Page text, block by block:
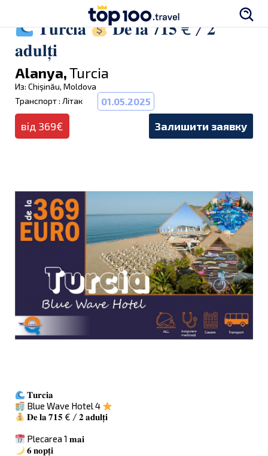
𝐓𝐮𝐫𝐜𝐢𝐚
𝐃𝐞 𝐥𝐚 𝟕𝟏𝟓 € / 𝟐
𝐚𝐝𝐮𝐥𝐭̦𝐢
Alanya,Turcia
Из: Chișinău, Moldova
Транспорт : Літак
01.05.2025
від 369€ Залишити заявку
𝐓𝐮𝐫𝐜𝐢𝐚
Blue Wave Hotel 4
𝐃𝐞 𝐥𝐚 𝟕𝟏𝟓 € / 𝟐 𝐚𝐝𝐮𝐥𝐭̦𝐢
Plecarea 1 𝐦𝐚𝐢
𝟔 𝐧𝐨𝐩𝐭̦𝐢